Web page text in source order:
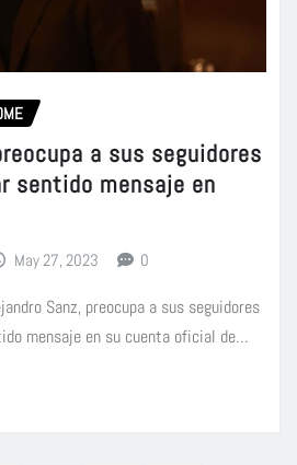
a sus seguidores
sentido mensaje en
May 27, 2023 0
Sanz, preocupa a sus seguidores
mensaje en su cuenta oficial de…